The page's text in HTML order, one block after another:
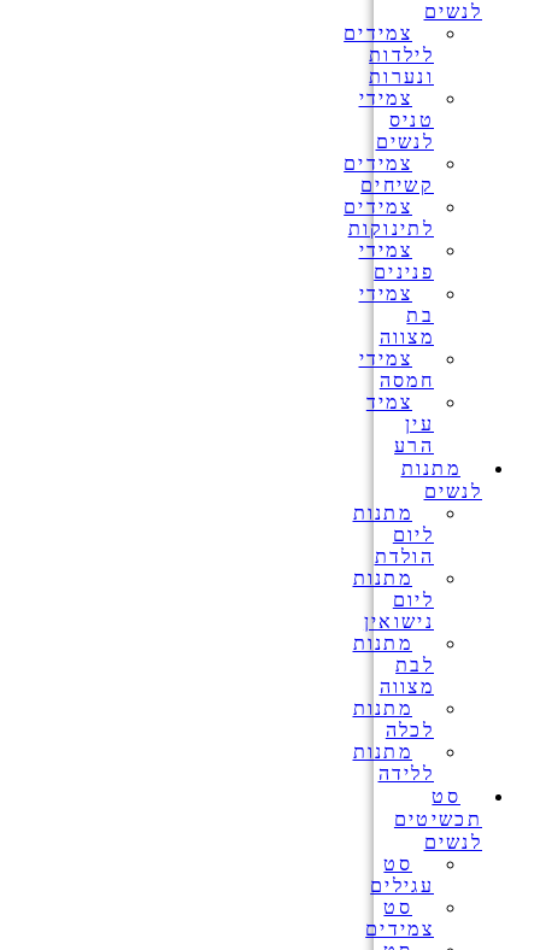
לנשים
צמידים
לילדות
ונערות
צמידי
טניס
לנשים
צמידים
קשיחים
צמידים
לתינוקות
צמידי
פנינים
צמידי
בת
מצווה
צמידי
חמסה
צמיד
עין
הרע
מתנות
לנשים
מתנות
ליום
הולדת
מתנות
ליום
נישואין
מתנות
לבת
מצווה
מתנות
לכלה
מתנות
ללידה
סט
תכשיטים
לנשים
סט
עגילים
סט
צמידים